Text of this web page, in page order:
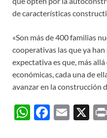
de características
«Son más de 400 familias
cooperativas las que ya
expectativa es que, más
económicas, cada una de
avanzar en la construcción
W F
E
X